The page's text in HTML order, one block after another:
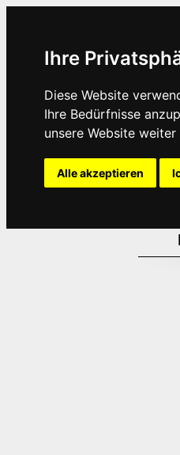
Ihre
Diese Website
Ihre Bedürfnisse
unsere Website
Alle akzeptieren